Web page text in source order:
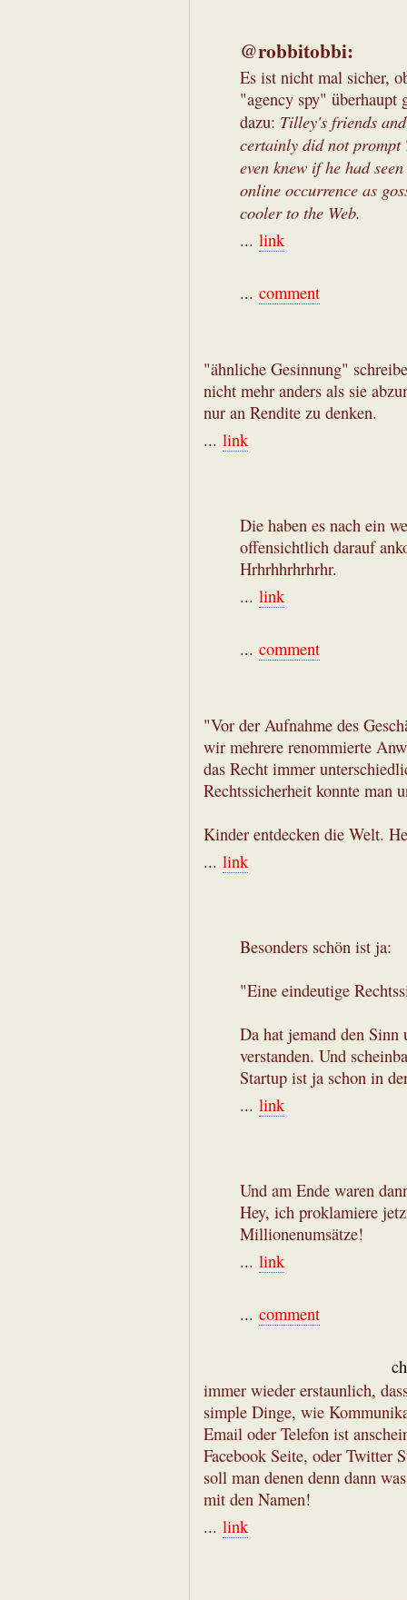
@robbitobbi:
Es ist nicht mal sicher,
"agency spy" überhaupt
dazu: Tilley's friends
certainly did not
even knew if he had
online occurrence as
cooler to the Web.
... link
... comment
"ähnliche Gesinnung"
nicht mehr anders als sie
nur an Rendite zu denken.
... link
Die haben es nach ein
offensichtlich darauf
Hrhrhhrhrhrhr.
... link
... comment
"Vor der Aufnahme des
wir mehrere renommierte
das Recht immer
Rechtssicherheit konnte man
Kinder entdecken die Welt.
... link
Besonders schön ist ja:
"Eine eindeutige
Da hat jemand den Sinn
verstanden. Und
Startup ist ja schon in
... link
Und am Ende waren
Hey, ich proklamiere
Millionenumsätze!
... link
... comment
immer wieder erstaunlich,
simple Dinge, wie
Email oder Telefon ist
Facebook Seite, oder Twitter
soll man denen denn dann
mit den Namen!
... link